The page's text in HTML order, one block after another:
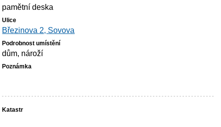
pamětní deska
Březinova 2, Sovova
dům, nároží